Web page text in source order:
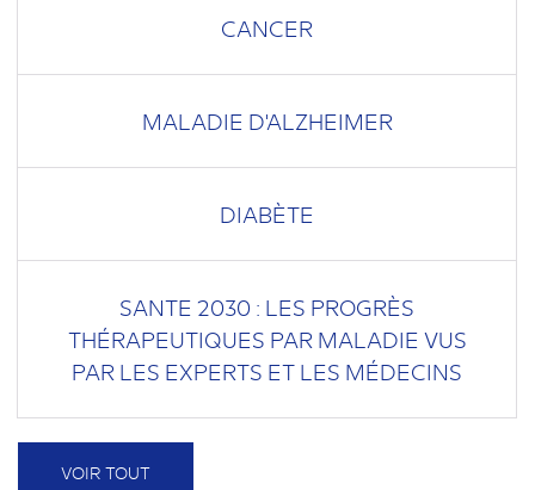
CANCER
MALADIE D'ALZHEIMER
DIABÈTE
SANTE 2030 : LES PROGRÈS
THÉRAPEUTIQUES PAR MALADIE VUS
PAR LES EXPERTS ET LES MÉDECINS
VOIR TOUT